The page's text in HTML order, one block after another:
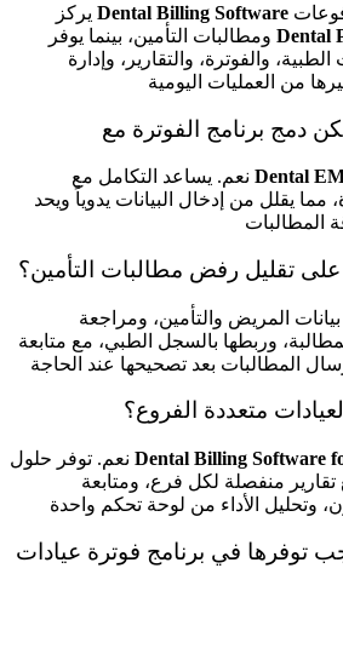
Dental Billing Software
Dental
والفوترة، والتقارير، وإدارة
Dental
مما يقلل من إدخال البيانات يدوياً ويحد
تقليل رفض مطالبات التأمين؟
المريض والتأمين، ومراجعة
وربطها بالسجل الطبي، مع متابعة
متعددة الفروع؟
Dental Billing Software
تقارير منفصلة لكل فرع، ومتابعة
توفرها في برنامج فوترة عيادات